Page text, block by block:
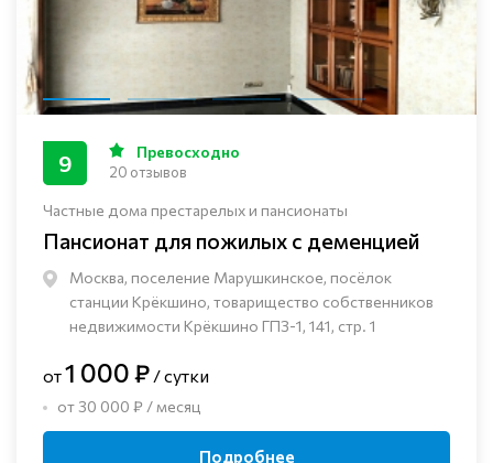
Частные дома престарелых и пансионаты
Пансионат для пожилых с деменцией
Москва, поселение Марушкинское, посёлок
станции Крёкшино, товарищество собственников
недвижимости Крёкшино ГПЗ-1, 141, стр. 1
9 Превосходно
20 отзывов
от1 000 ₽ / сутки
от 30 000 ₽ / месяц
Подробнее